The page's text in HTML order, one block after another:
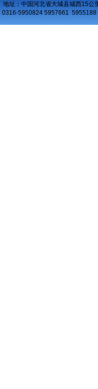
地址：中国河北省大城县城西15公
0316-5950824 5957661